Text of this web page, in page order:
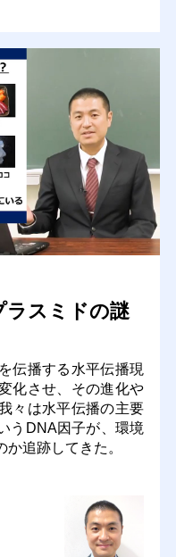
ラスミドの謎
伝播する水平伝播現
化させ、その進化や
々は水平伝播の主要
うDNA因子が、環境
追跡してきた。